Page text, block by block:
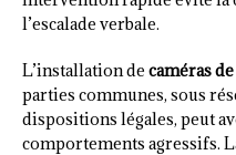
l’escalade verbale.
L’installation de caméras
parties communes, sous
dispositions légales, peut
comportements agressifs.